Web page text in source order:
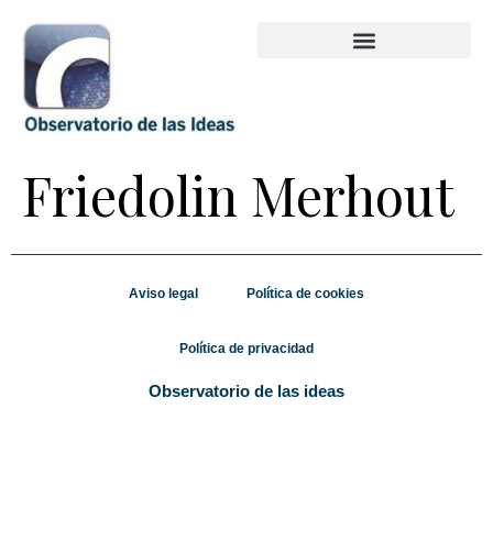
Friedolin Merhout
Aviso legal Política de cookies
Política de privacidad
Observatorio de las ideas